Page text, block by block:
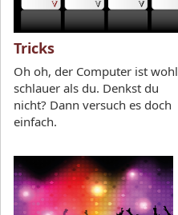
Tricks
Oh oh, der Computer ist wohl
schlauer als du. Denkst du
nicht? Dann versuch es doch
einfach.